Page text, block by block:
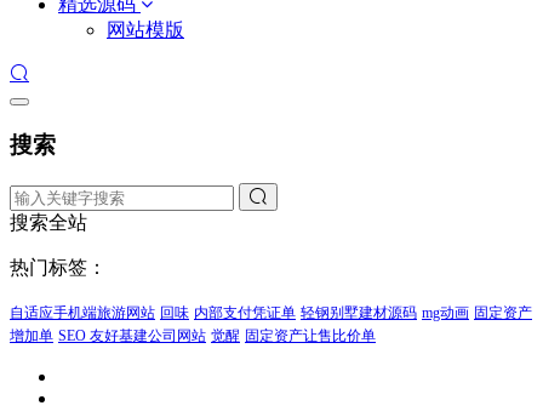
精选源码
网站模版
搜索
搜索全站
热门标签：
自适应手机端旅游网站 回味 内部支付凭证单 轻钢别墅建材源码 mg动画 固定资产
增加单 SEO 友好基建公司网站 觉醒 固定资产让售比价单